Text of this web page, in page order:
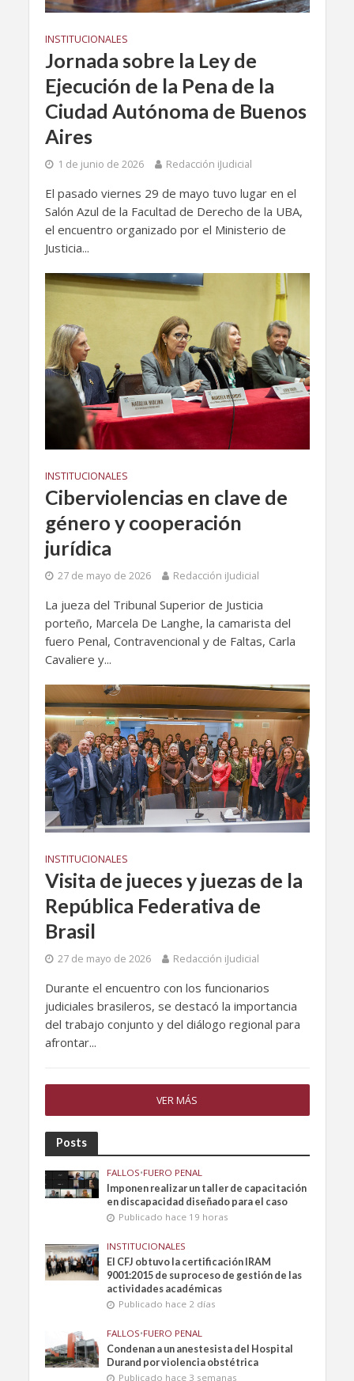
INSTITUCIONALES
Jornada sobre la Ley de
Ejecución de la Pena de la
Ciudad Autónoma de Buenos
Aires
1 de junio de 2026 Redacción iJudicial
El pasado viernes 29 de mayo tuvo lugar en el
Salón Azul de la Facultad de Derecho de la UBA,
el encuentro organizado por el Ministerio de
Justicia...
INSTITUCIONALES
Ciberviolencias en clave de
género y cooperación
jurídica
27 de mayo de 2026 Redacción iJudicial
La jueza del Tribunal Superior de Justicia
porteño, Marcela De Langhe, la camarista del
fuero Penal, Contravencional y de Faltas, Carla
Cavaliere y...
INSTITUCIONALES
Visita de jueces y juezas de la
República Federativa de
Brasil
27 de mayo de 2026 Redacción iJudicial
Durante el encuentro con los funcionarios
judiciales brasileros, se destacó la importancia
del trabajo conjunto y del diálogo regional para
afrontar...
VER MÁS
Posts
FALLOS•FUERO PENAL
Imponen realizar un taller de capacitación
en discapacidad diseñado para el caso
Publicado hace 19 horas
INSTITUCIONALES
El CFJ obtuvo la certificación IRAM
9001:2015 de su proceso de gestión de las
actividades académicas
Publicado hace 2 días
FALLOS•FUERO PENAL
Condenan a un anestesista del Hospital
Durand por violencia obstétrica
Publicado hace 3 semanas